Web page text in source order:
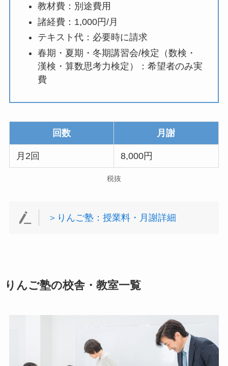
教材費：別途費用
諸経費：1,000円/月
テキスト代：必要時に請求
春期・夏期・冬期講習会/検定（数検・
漢検・算数思考力検定）：希望者のみ実
費
回数 月謝
月2回 8,000円
税抜
＞りんご塾：授業料・月謝詳細
りんご塾の校舎・教室一覧